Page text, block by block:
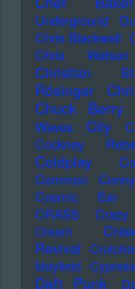
Underground
Chris Blackwell
Chris Watson
Christian
Rösinger
Chuck Berry
Waves
City
Cockney
Coldplay
Common
Cosmic Ear
CRASS
Cream
Revival
Mayfield
Daft Punk